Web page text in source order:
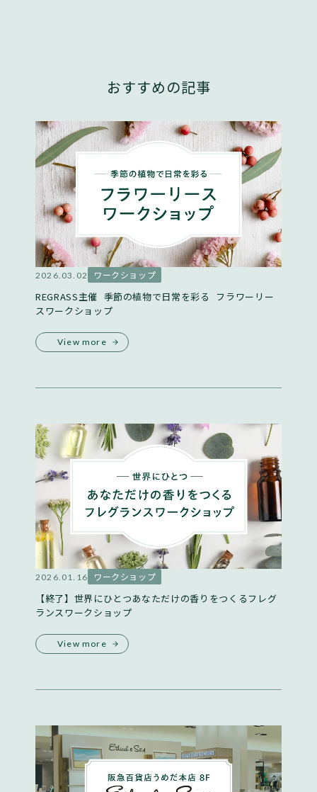
おすすめの記事
2026.03.02 ワークショップ
REGRASS主催 季節の植物で日常を彩る フラワーリー
スワークショップ
View more
2026.01.16 ワークショップ
【終了】世界にひとつあなただけの香りをつくるフレグ
ランスワークショップ
View more